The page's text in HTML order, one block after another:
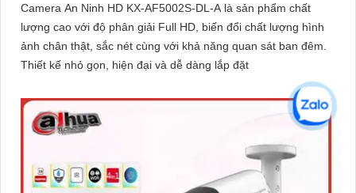
Camera An Ninh HD KX-AF5002S-DL-A là sản phẩm chất
lượng cao với độ phân giải Full HD, biến đổi chất lượng hình
ảnh chân thật, sắc nét cùng với khả năng quan sát ban đêm.
Thiết kế nhỏ gọn, hiện đại và dễ dàng lắp đặt